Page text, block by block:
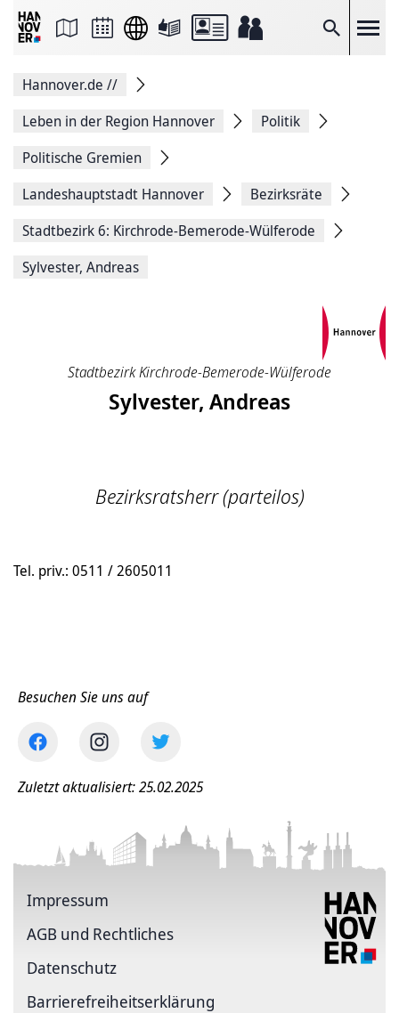
Suche
Seite
Facebook
teilen
Seitenlink
Seite
Hannover.de //
Leben in der Region Hannover
Politik
Politische Gremien
Landeshauptstadt Hannover
Bezirksräte
Stadtbezirk 6: Kirchrode-Bemerode-Wülferode
Sylvester, Andreas
Stadtbezirk Kirchrode-Bemerode-Wülferode
Sylvester, Andreas
Bezirksratsherr (parteilos)
Tel. priv.: 0511 / 2605011
Besuchen Sie uns auf
Zuletzt aktualisiert: 25.02.2025
Impressum
AGB und Rechtliches
Datenschutz
Barriere­freiheits­erklärung